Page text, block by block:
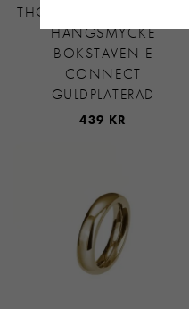
THOMAS SABO CHARM-
HÄNGSMYCKE
BOKSTAVEN E
CONNECT
GULDPLÄTERAD
439 KR